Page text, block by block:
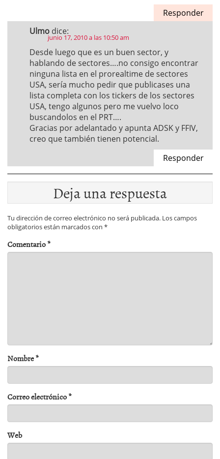
Responder
Ulmo dice:
junio 17, 2010 a las 10:50 am
Desde luego que es un buen sector, y
hablando de sectores….no consigo encontrar
ninguna lista en el prorealtime de sectores
USA, sería mucho pedir que publicases una
lista completa con los tickers de los sectores
USA, tengo algunos pero me vuelvo loco
buscandolos en el PRT….
Gracias por adelantado y apunta ADSK y FFIV,
creo que también tienen potencial.
Responder
Deja una respuesta
Tu dirección de correo electrónico no será publicada. Los campos
obligatorios están marcados con *
Comentario*
Nombre*
Correo electrónico*
Web